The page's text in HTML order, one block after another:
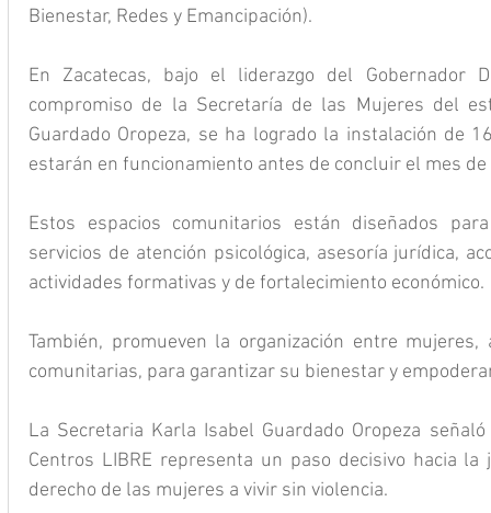
Bienestar, Redes y Emancipación).
En Zacatecas, bajo el liderazgo del Gobernador
compromiso de la Secretaría de las Mujeres del
Guardado Oropeza, se ha logrado la instalación de
estarán en funcionamiento antes de concluir el mes de
Estos espacios comunitarios están diseñados
servicios de atención psicológica, asesoría jurídica,
actividades formativas y de fortalecimiento económico.
También, promueven la organización entre
comunitarias, para garantizar su bienestar y
La Secretaria Karla Isabel Guardado Oropeza
Centros LIBRE representa un paso decisivo hacia
derecho de las mujeres a vivir sin violencia.